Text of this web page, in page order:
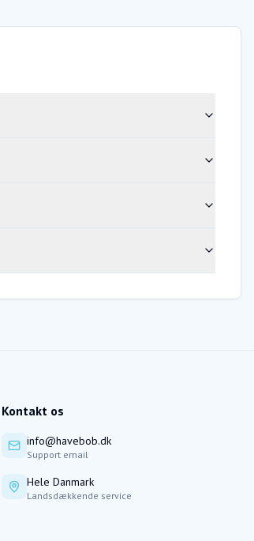
Kontakt os
info@havebob.dk
Support email
Hele Danmark
Landsdækkende service